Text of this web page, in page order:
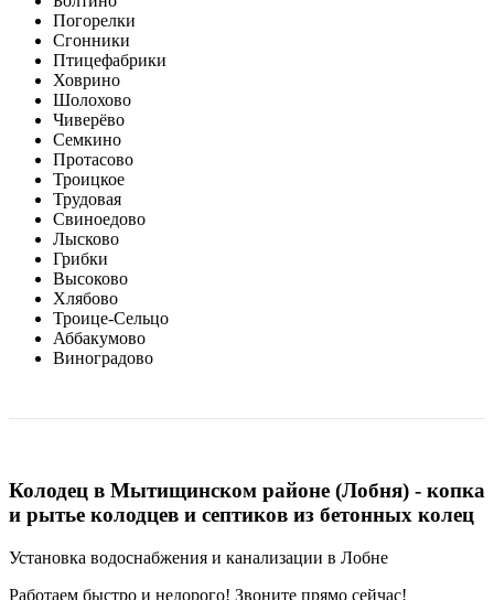
Погорелки
Сгонники
Птицефабрики
Ховрино
Шолохово
Чиверёво
Семкино
Протасово
Троицкое
Трудовая
Свиноедово
Лысково
Грибки
Высоково
Хлябово
Троице-Сельцо
Аббакумово
Виноградово
Колодец в Мытищинском районе (Лобня) - копка
и рытье колодцев и септиков из бетонных колец
Установка водоснабжения и канализации в Лобне
Работаем быстро и недорого! Звоните прямо сейчас!